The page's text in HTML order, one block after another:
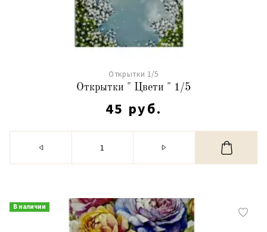
Открытки 1/5
Открытки " Цвети " 1/5
45 руб.
В наличии